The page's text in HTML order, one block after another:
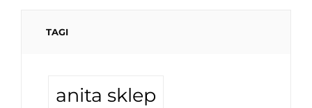
TAGI
anita sklep